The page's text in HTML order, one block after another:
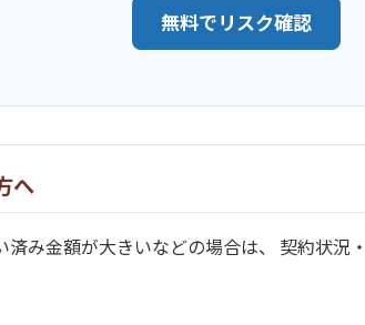
無料でリスク確認
へ
み金額が大きいなどの場合は、 契約状